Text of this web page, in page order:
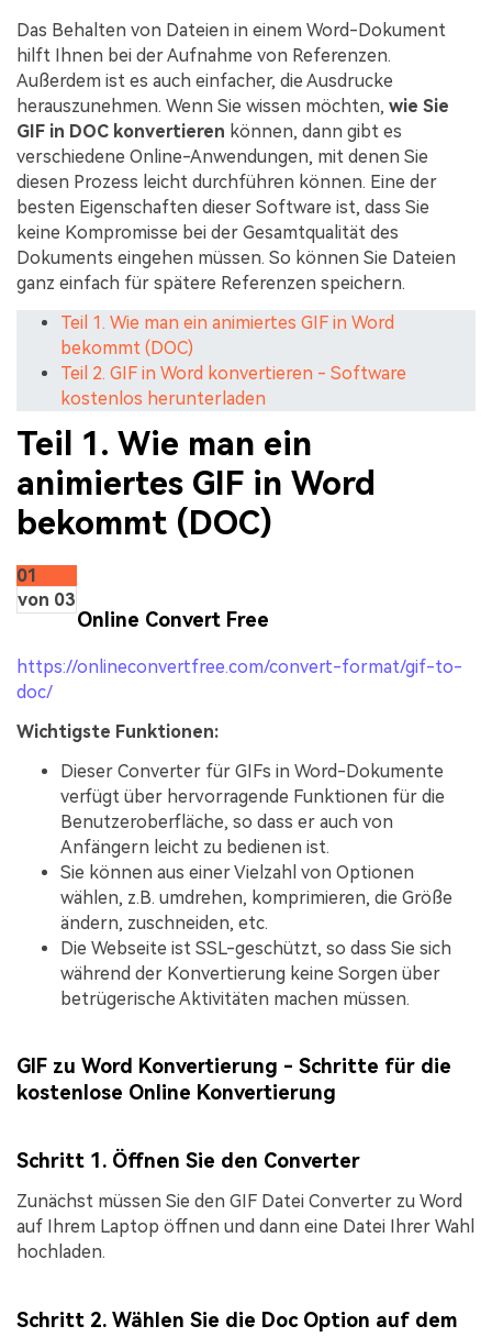
Das Behalten von Dateien in einem Word-Dokument
hilft Ihnen bei der Aufnahme von Referenzen.
Außerdem ist es auch einfacher, die Ausdrucke
herauszunehmen. Wenn Sie wissen möchten, wie Sie
GIF in DOC konvertieren können, dann gibt es
verschiedene Online-Anwendungen, mit denen Sie
diesen Prozess leicht durchführen können. Eine der
besten Eigenschaften dieser Software ist, dass Sie
keine Kompromisse bei der Gesamtqualität des
Dokuments eingehen müssen. So können Sie Dateien
ganz einfach für spätere Referenzen speichern.
Teil 1. Wie man ein animiertes GIF in Word
bekommt (DOC)
Teil 2. GIF in Word konvertieren - Software
kostenlos herunterladen
Teil 1. Wie man ein
animiertes GIF in Word
bekommt (DOC)
01
von 03
Online Convert Free
https://onlineconvertfree.com/convert-format/gif-to-
doc/
Wichtigste Funktionen:
Dieser Converter für GIFs in Word-Dokumente
verfügt über hervorragende Funktionen für die
Benutzeroberfläche, so dass er auch von
Anfängern leicht zu bedienen ist.
Sie können aus einer Vielzahl von Optionen
wählen, z.B. umdrehen, komprimieren, die Größe
ändern, zuschneiden, etc.
Die Webseite ist SSL-geschützt, so dass Sie sich
während der Konvertierung keine Sorgen über
betrügerische Aktivitäten machen müssen.
GIF zu Word Konvertierung - Schritte für die
kostenlose Online Konvertierung
Schritt 1. Öffnen Sie den Converter
Zunächst müssen Sie den GIF Datei Converter zu Word
auf Ihrem Laptop öffnen und dann eine Datei Ihrer Wahl
hochladen.
Schritt 2. Wählen Sie die Doc Option auf dem